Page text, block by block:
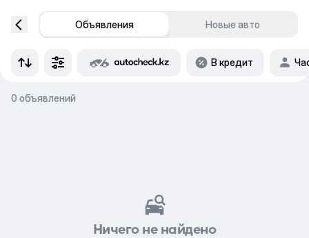
Объявления Новые авто
В кредит
0 объявлений
Ничего не найдено